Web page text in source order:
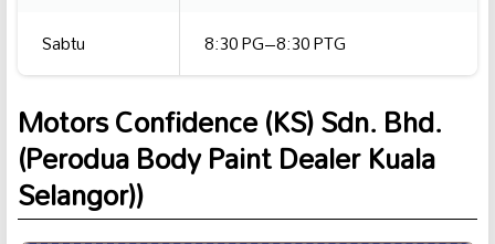
Sabtu
8:30 PG–8:30 PTG
Motors Confidence (KS) Sdn. Bhd.
(Perodua Body Paint Dealer Kuala
Selangor))